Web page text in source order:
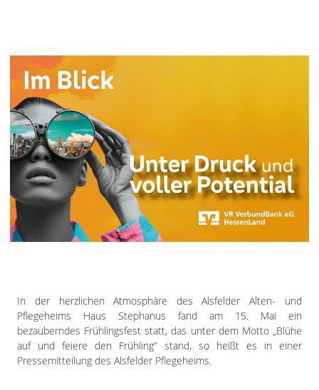
Mücke
Schwalmtal
Ulrichstein
Wartenberg
Schwalm
Fulda
Gießen
Impressum
In der herzlichen Atmosphäre des Alsfelder Alten- und
Pflegeheims Haus Stephanus fand am 15. Mai ein
bezauberndes Frühlingsfest statt, das unter dem Motto „Blühe
auf und feiere den Frühling“ stand, so heißt es in einer
Pressemitteilung des Alsfelder Pflegeheims.